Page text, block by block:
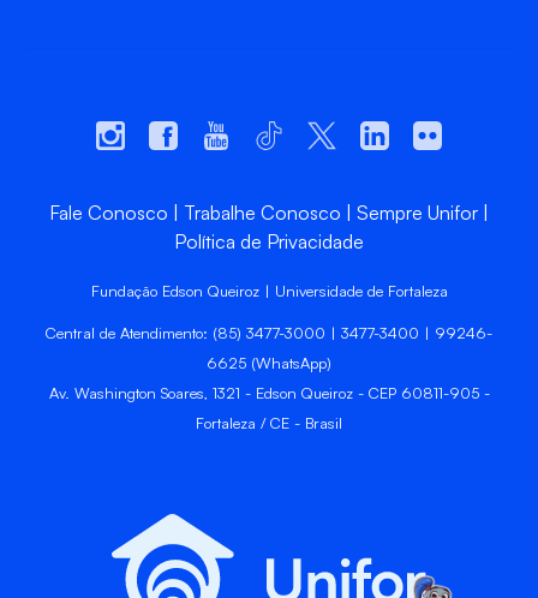
Fale Conosco Trabalhe Conosco
Sempre Unifor
Política de Privacidade
Fundação Edson Queiroz | Universidade de Fortaleza
Central de Atendimento: (85) 3477-3000 | 3477-3400 | 99246-
6625 (WhatsApp)
Av. Washington Soares, 1321 - Edson Queiroz - CEP 60811-905 -
Fortaleza / CE - Brasil